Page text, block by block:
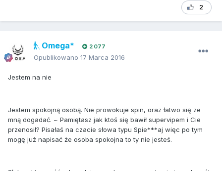
2
Omega* 2 077
Opublikowano 17 Marca 2016
Jestem na nie
Jestem spokojną osobą. Nie prowokuje spin, oraz łatwo się ze
mną dogadać. ~ Pamiętasz jak ktoś się bawił supervipem i Cie
przenosił? Pisałaś na czacie słowa typu Spie***aj więc po tym
mogę już napisać że osoba spokojna to ty nie jesteś.